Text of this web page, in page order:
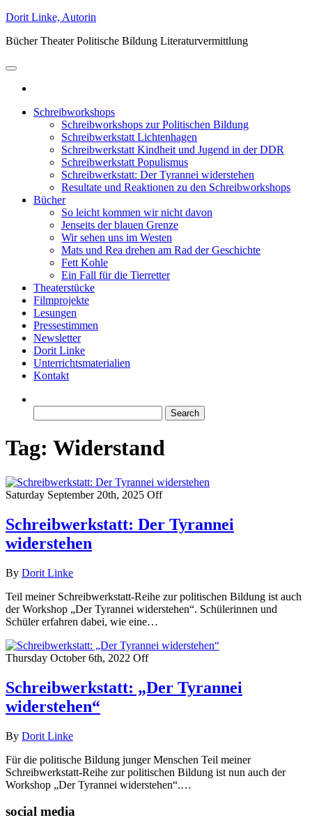
Skip
the
Dorit Linke, Autorin
Bücher Theater Politische Bildung Literaturvermittlung
Schreibworkshops
Schreibworkshops zur Politischen Bildung
Schreibwerkstatt Lichtenhagen
Schreibwerkstatt Kindheit und Jugend in der DDR
Schreibwerkstatt Populismus
Schreibwerkstatt: Der Tyrannei widerstehen
Resultate und Reaktionen zu den Schreibworkshops
Bücher
So leicht kommen wir nicht davon
Jenseits der blauen Grenze
Wir sehen uns im Westen
Mats und Rea drehen am Rad der Geschichte
Fett Kohle
Ein Fall für die Tierretter
Theaterstücke
Filmprojekte
Lesungen
Pressestimmen
Newsletter
Dorit Linke
Unterrichtsmaterialien
Kontakt
for:
Tag: Widerstand
Saturday September 20th, 2025 Off
Schreibwerkstatt: Der Tyrannei
widerstehen
By Dorit Linke
Teil meiner Schreibwerkstatt-Reihe zur politischen Bildung ist auch
der Workshop „Der Tyrannei widerstehen“. Schülerinnen und
Schüler erfahren dabei, wie eine…
Thursday October 6th, 2022 Off
Schreibwerkstatt: „Der Tyrannei
widerstehen“
By Dorit Linke
Für die politische Bildung junger Menschen Teil meiner
Schreibwerkstatt-Reihe zur politischen Bildung ist nun auch der
Workshop „Der Tyrannei widerstehen“.…
social media